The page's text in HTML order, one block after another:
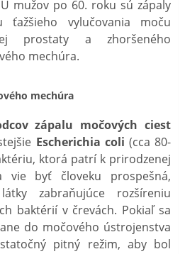
mužov po 60. roku sú zápaly
ťažšieho vylučovania moču
prostaty a zhoršeného
mechúra.
mechúra
zápalu močových ciest
Escherichia coli (cca 80-
ktorá patrí k prirodzenej
vie byť človeku prospešná,
zabraňujúce rozšíreniu
baktérií v črevách. Pokiaľ sa
do močového ústrojenstva
pitný režim, aby bol